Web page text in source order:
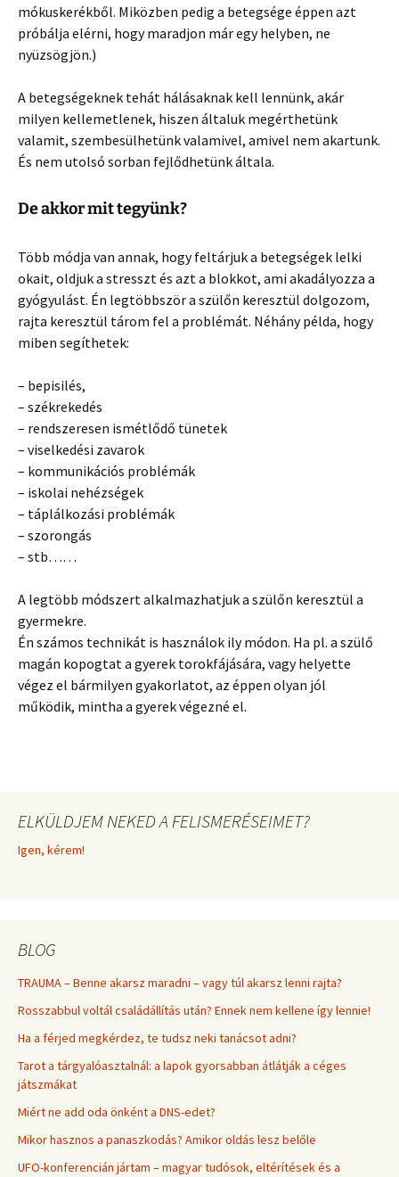
mókuskerékből. Miközben pedig a betegsége éppen azt
próbálja elérni, hogy maradjon már egy helyben, ne
nyüzsögjön.)
A betegségeknek tehát hálásaknak kell lennünk, akár
milyen kellemetlenek, hiszen általuk megérthetünk
valamit, szembesülhetünk valamivel, amivel nem akartunk.
És nem utolsó sorban fejlődhetünk általa.
De akkor mit tegyünk?
Több módja van annak, hogy feltárjuk a betegségek lelki
okait, oldjuk a stresszt és azt a blokkot, ami akadályozza a
gyógyulást. Én legtöbbször a szülőn keresztül dolgozom,
rajta keresztül tárom fel a problémát. Néhány példa, hogy
miben segíthetek:
– bepisilés,
– székrekedés
– rendszeresen ismétlődő tünetek
– viselkedési zavarok
– kommunikációs problémák
– iskolai nehézségek
– táplálkozási problémák
– szorongás
– stb……
A legtöbb módszert alkalmazhatjuk a szülőn keresztül a
gyermekre.
Én számos technikát is használok ily módon. Ha pl. a szülő
magán kopogtat a gyerek torokfájására, vagy helyette
végez el bármilyen gyakorlatot, az éppen olyan jól
működik, mintha a gyerek végezné el.
ELKÜLDJEM NEKED A FELISMERÉSEIMET?
Igen, kérem!
BLOG
TRAUMA – Benne akarsz maradni – vagy túl akarsz lenni rajta?
Rosszabbul voltál családállítás után? Ennek nem kellene így lennie!
Ha a férjed megkérdez, te tudsz neki tanácsot adni?
Tarot a tárgyalóasztalnál: a lapok gyorsabban átlátják a céges
játszmákat
Miért ne add oda önként a DNS-edet?
Mikor hasznos a panaszkodás? Amikor oldás lesz belőle
UFO-konferencián jártam – magyar tudósok, eltérítések és a